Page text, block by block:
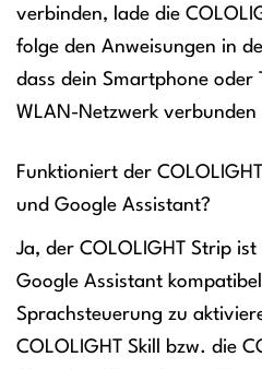
verbinden, lade die
folge den Anweisungen in
dass dein Smartphone oder
WLAN-Netzwerk
Funktioniert der
und Google Assistant?
Ja, der COLOLIGHT Strip
Google Assistant
Sprachsteuerung zu
COLOLIGHT Skill bzw. die